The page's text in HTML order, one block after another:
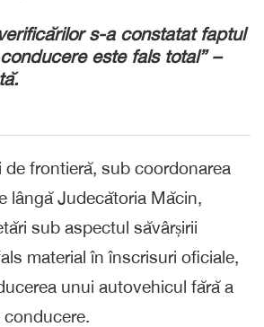
s-a constatat faptul
este fals total” –
ă.
de frontieră, sub coordonarea
lângă Judecătoria Măcin,
sub aspectul săvârșirii
material în înscrisuri oficiale,
unui autovehicul fără a